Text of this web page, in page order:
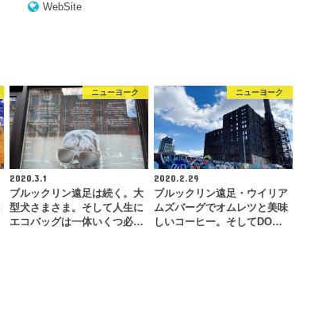
WebSite
ニューヨーク
2020.3.1
ブルックリン遠足は続く。大
型犬さまさま。そして人生に
エコバッグは一体いくつ必…
ニューヨーク
2020.2.29
ブルックリン遠足・ウイリア
ムズバーグでオムレツと美味
しいコーヒー。そしてDO…